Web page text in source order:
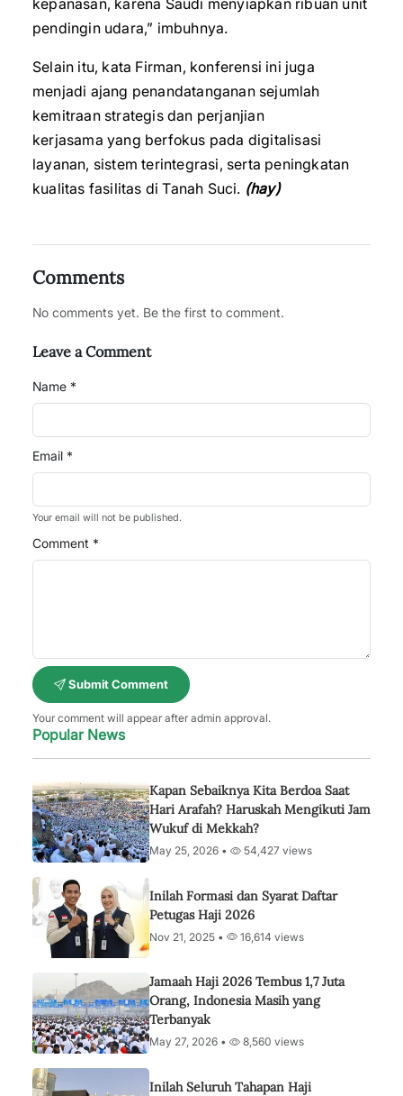
kepanasan, karena Saudi menyiapkan ribuan unit
pendingin udara,” imbuhnya.
Selain itu, kata Firman, konferensi ini juga
menjadi ajang penandatanganan sejumlah
kemitraan strategis dan perjanjian
kerjasama yang berfokus pada digitalisasi
layanan, sistem terintegrasi, serta peningkatan
kualitas fasilitas di Tanah Suci. (hay)
Comments
No comments yet. Be the first to comment.
Leave a Comment
Name *
Email *
Your email will not be published.
Comment *
Submit Comment
Your comment will appear after admin approval.
Popular News
Kapan Sebaiknya Kita Berdoa Saat
Hari Arafah? Haruskah Mengikuti Jam
Wukuf di Mekkah?
May 25, 2026 • 54,427 views
Inilah Formasi dan Syarat Daftar
Petugas Haji 2026
Nov 21, 2025 • 16,614 views
Jamaah Haji 2026 Tembus 1,7 Juta
Orang, Indonesia Masih yang
Terbanyak
May 27, 2026 • 8,560 views
Inilah Seluruh Tahapan Haji